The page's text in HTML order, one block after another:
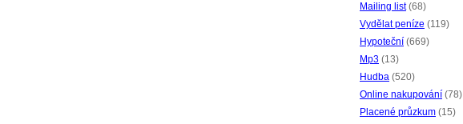
Mailing list(68)
Vydělat peníze (119)
Hypoteční (669)
Mp3 (13)
Hudba (520)
Online nakupování (78)
Placené průzkum (15)